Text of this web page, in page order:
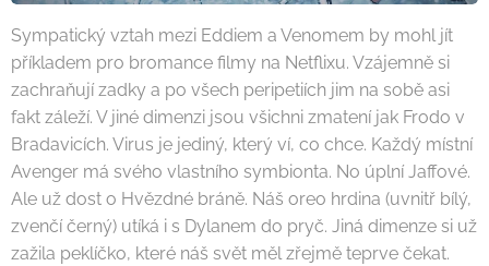
Sympatický vztah mezi Eddiem a Venomem by mohl jít
příkladem pro bromance filmy na Netflixu. Vzájemně si
zachraňují zadky a po všech peripetiích jim na sobě asi
fakt záleží. V jiné dimenzi jsou všichni zmatení jak Frodo v
Bradavicích. Virus je jediný, který ví, co chce. Každý místní
Avenger má svého vlastního symbionta. No úplní Jaffové.
Ale už dost o Hvězdné bráně. Náš oreo hrdina (uvnitř bílý,
zvenčí černý) utíká i s Dylanem do pryč. Jiná dimenze si už
zažila peklíčko, které náš svět měl zřejmě teprve čekat.